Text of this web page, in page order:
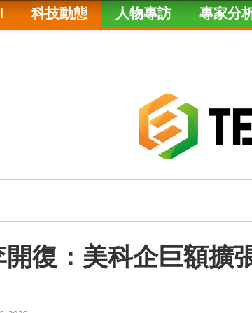
科技動態 人物專訪 專家分
開復：美科企巨額擴